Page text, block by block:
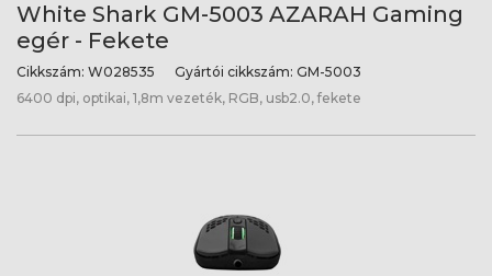
White Shark GM-5003 AZARAH Gaming
egér - Fekete
Cikkszám: W028535 Gyártói cikkszám: GM-5003
6400 dpi, optikai, 1,8m vezeték, RGB, usb2.0, fekete